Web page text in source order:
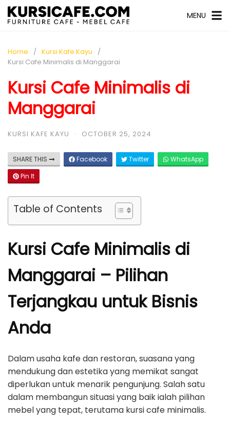
MENU
Home
Kursi Kafe Kayu
Kursi Cafe Minimalis di Manggarai
Kursi Cafe Minimalis di
Manggarai
KURSI KAFE KAYU · OCTOBER 25, 2024
SHARE THIS Facebook Twitter
WhatsApp
Pin It
Table of Contents
Kursi Cafe Minimalis di
Manggarai – Pilihan
Terjangkau untuk Bisnis
Anda
Dalam usaha kafe dan restoran, suasana yang
mendukung dan estetika yang memikat sangat
diperlukan untuk menarik pengunjung. Salah satu
dalam membangun situasi yang baik ialah pilihan
mebel yang tepat, terutama kursi cafe minimalis.